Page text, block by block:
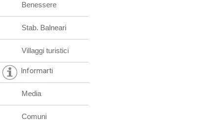
Benessere
Stab. Balneari
Villaggi turistici
Informarti
Media
Comuni